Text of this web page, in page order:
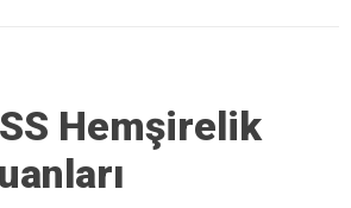
Hemşirelik